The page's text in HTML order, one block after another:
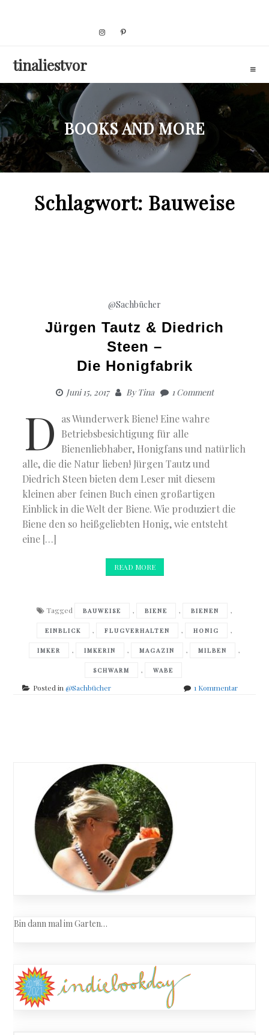
tinaliestvor
BOOKS AND MORE
Schlagwort: Bauweise
@Sachbücher
Jürgen Tautz & Diedrich
Steen –
Die Honigfabrik
Juni 15, 2017 ByTina 1 Comment
D
as Wunderwerk Biene! Eine wahre
Betriebsbesichtigung für alle
Bienenliebhaber, Honigfans und natürlich
alle, die die Natur lieben! Jürgen Tautz und
Diedrich Steen bieten dem Leser mit diesem
kleinen aber feinen Buch einen großartigen
Einblick in die Welt der Biene. Wie produziert die
Biene den so heißgeliebten Honig, wie entsteht
eine […]
READ MORE
Tagged BAUWEISE , BIENE , BIENEN ,
EINBLICK , FLUGVERHALTEN , HONIG ,
IMKER , IMKERIN , MAGAZIN , MILBEN ,
SCHWARM , WABE
Posted in@Sachbücher 1 Kommentarzu
navigation
Bin dann mal im Garten…